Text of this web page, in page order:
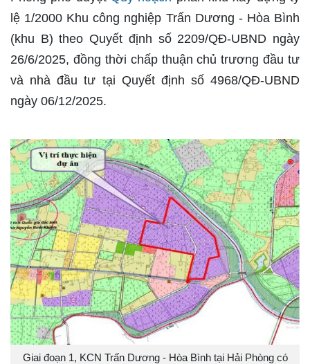
lệ 1/2000 Khu công nghiệp Trấn Dương - Hòa Bình
(khu B) theo Quyết định số 2209/QĐ-UBND ngày
26/6/2025, đồng thời chấp thuận chủ trương đầu tư
và nhà đầu tư tại Quyết định số 4968/QĐ-UBND
ngày 06/12/2025.
Giai đoạn 1, KCN Trấn Dương - Hòa Bình tại Hải Phòng có